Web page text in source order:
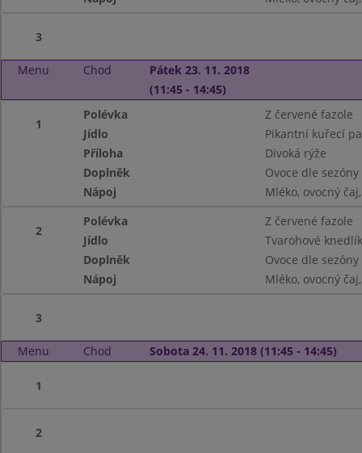
3
Menu Chod
Pátek 23. 11. 2018
(11:45 - 14:45)
1
Polévka
Z červené fazole
Jídlo
Pikantní kuřecí
Příloha
Divoká rýže
Doplněk
Ovoce dle sezóny
Nápoj
Mléko, ovocný
2
Polévka
Z červené fazole
Jídlo
Tvarohové
Doplněk
Ovoce dle sezóny
Nápoj
Mléko, ovocný
3
Menu Chod Sobota 24. 11. 2018 (11:45 - 14:45)
1
2